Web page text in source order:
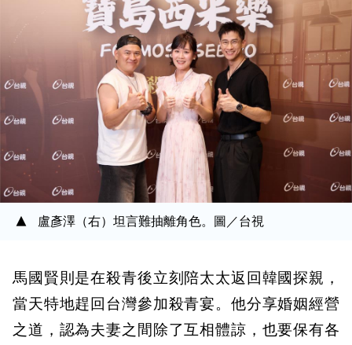
盧彥澤（右）坦言難抽離角色。圖／台視
馬國賢則是在殺青後立刻陪太太返回韓國探親，
當天特地趕回台灣參加殺青宴。他分享婚姻經營
之道，認為夫妻之間除了互相體諒，也要保有各